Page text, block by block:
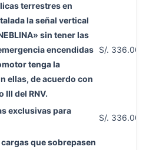
terrestres en
la señal vertical
sin tener las
encendidas
tenga la
ellas, de acuerdo con
III del RNV.
S/. 336.00
exclusivas para
S/. 336.00
que sobrepasen